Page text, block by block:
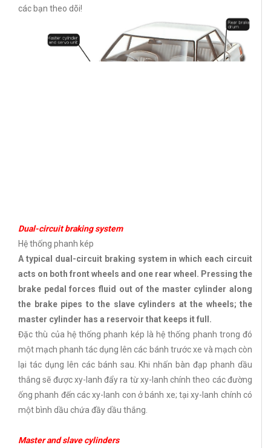
các bạn theo dõi!
Dual-circuit braking system
Hệ thống phanh kép
A typical dual-circuit braking system in which each circuit
acts on both front wheels and one rear wheel. Pressing the
brake pedal forces fluid out of the master cylinder along
the brake pipes to the slave cylinders at the wheels; the
master cylinder has a reservoir that keeps it full.
Đặc thù của hệ thống phanh kép là hệ thống phanh trong đó
một mạch phanh tác dụng lên các bánh trước xe và mạch còn
lại tác dụng lên các bánh sau. Khi nhấn bàn đạp phanh dầu
thắng sẽ được xy-lanh đẩy ra từ xy-lanh chính theo các đường
ống phanh đến các xy-lanh con ở bánh xe; tại xy-lanh chính có
một bình dầu chứa đầy dầu thắng.
Master and slave cylinders